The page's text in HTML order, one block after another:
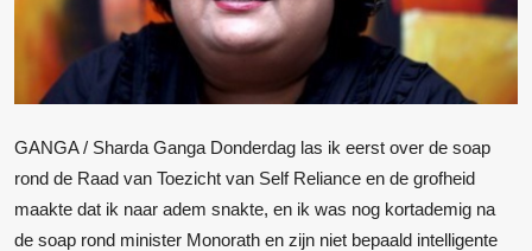
GANGA / Sharda Ganga Donderdag las ik eerst over de soap
rond de Raad van Toezicht van Self Reliance en de grofheid
maakte dat ik naar adem snakte, en ik was nog kortademig na
de soap rond minister Monorath en zijn niet bepaald intelligente